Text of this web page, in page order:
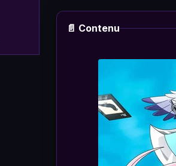
📄 Contenu